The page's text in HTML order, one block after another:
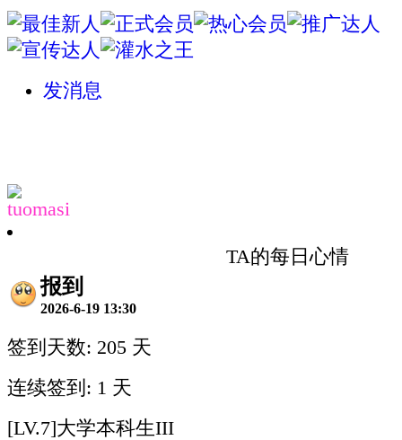
发消息
tuomasi
TA的每日心情
报到
2026-6-19 13:30
签到天数: 205 天
连续签到: 1 天
[LV.7]大学本科生III